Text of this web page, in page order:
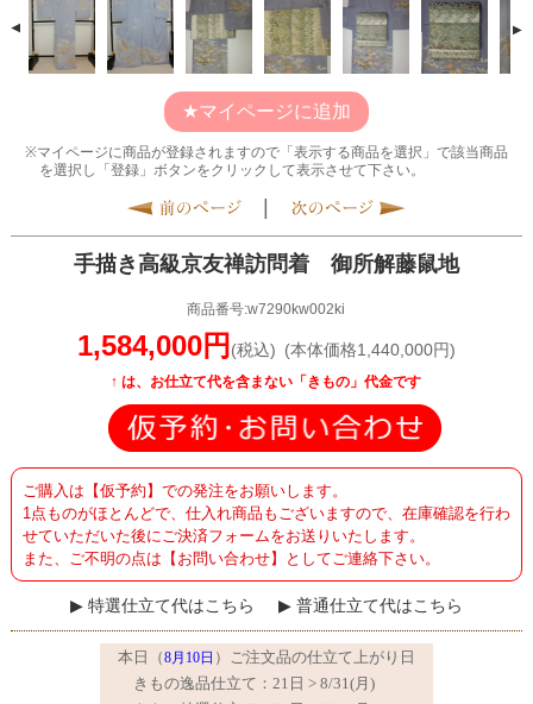
マイページに追加
マイページに商品が登録されますので「表示する商品を選択」で該当商品
を選択し「登録」ボタンをクリックして表示させて下さい。
|
手描き高級京友禅訪問着 御所解藤鼠地
商品番号:w7290kw002ki
1,584,000円 (税込) (本体価格1,440,000円)
↑ は、 お仕立て代を含まない「きもの」代金です
ご購入は【仮予約】での発注をお願いします。
1点ものがほとんどで、仕入れ商品もございますので、在庫確認を行わ
せていただいた後にご決済フォームをお送りいたします。
また、ご不明の点は【お問い合わせ】としてご連絡下さい。
特選仕立て代はこちら 普通仕立て代はこちら